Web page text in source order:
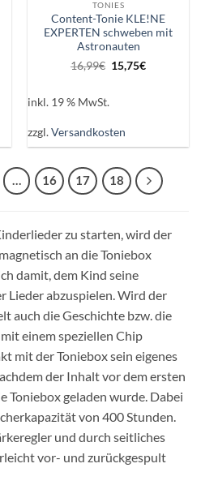
TONIES
Content-Tonie KLE!NE
EXPERTEN schweben mit
Astronauten
16,99€ Ursprünglicher
Preis
15,75€Aktueller
inkl. 19 % MwSt.
zzgl.Versandkosten
… 16 17 18
zu starten, wird der
an die Toniebox
damit, dem Kind seine
Lieder abzuspielen. Wird der
auch die Geschichte bzw. die
einem speziellen Chip
mit der Toniebox sein eigenes
der Inhalt vor dem ersten
Toniebox geladen wurde. Dabei
von 400 Stunden.
und durch seitliches
vor- und zurückgespult